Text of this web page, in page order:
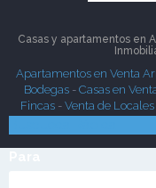
Casas y apartamentos en
Apartamentos en Venta
Bodegas- Casas en
Fincas - Venta de Locales